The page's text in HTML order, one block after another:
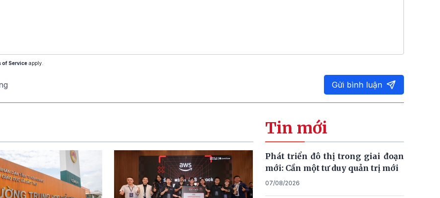
of Service apply.
Gửi bình luận
Tin mới
Phát triển đô thị trong giai đoạn
mới: Cần một tư duy quản trị mới
07/08/2026